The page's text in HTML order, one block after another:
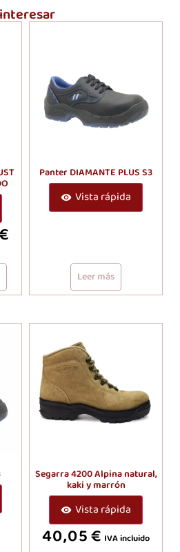
Panter DIAMANTE PLUS S3
Vista rápida
Leer más
Segarra 4200 Alpina natural,
kaki y marrón
Vista rápida
40,05€ IVA incluido